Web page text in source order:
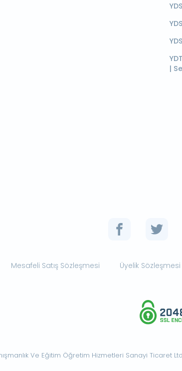
|
Mesafeli Satış Sözleşmesi Üyelik Sözleşmesi
Ve Eğitim Öğretim Hizmetleri Sanayi Ticaret